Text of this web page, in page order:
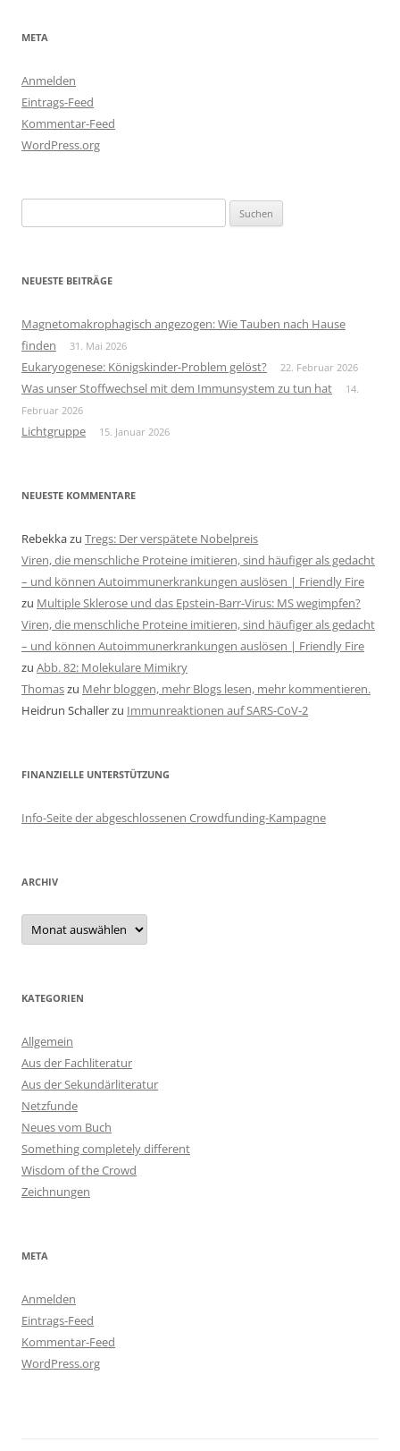
META
Anmelden
Eintrags-Feed
Kommentar-Feed
WordPress.org
nach:
NEUESTE BEITRÄGE
Magnetomakrophagisch angezogen: Wie Tauben nach Hause
finden
31. Mai 2026
Eukaryogenese: Königskinder-Problem gelöst? 22. Februar 2026
Was unser Stoffwechsel mit dem Immunsystem zu tun hat
14.
Februar 2026
Lichtgruppe 15. Januar 2026
NEUESTE KOMMENTARE
Rebekkazu Tregs: Der verspätete Nobelpreis
Viren, die menschliche Proteine imitieren, sind häufiger als gedacht
– und können Autoimmunerkrankungen auslösen | Friendly Fire
zu Multiple Sklerose und das Epstein-Barr-Virus: MS wegimpfen?
Viren, die menschliche Proteine imitieren, sind häufiger als gedacht
– und können Autoimmunerkrankungen auslösen | Friendly Fire
zu Abb. 82: Molekulare Mimikry
Thomaszu Mehr bloggen, mehr Blogs lesen, mehr kommentieren.
Heidrun Schallerzu Immunreaktionen auf SARS-CoV-2
FINANZIELLE UNTERSTÜTZUNG
Info-Seite der abgeschlossenen Crowdfunding-Kampagne
ARCHIV
Archiv
KATEGORIEN
Allgemein
Aus der Fachliteratur
Aus der Sekundärliteratur
Netzfunde
Neues vom Buch
Something completely different
Wisdom of the Crowd
Zeichnungen
META
Anmelden
Eintrags-Feed
Kommentar-Feed
WordPress.org